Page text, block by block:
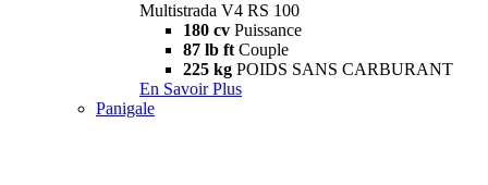
Multistrada V4 RS 100
180 cv Puissance
87 lb ft Couple
225 kg POIDS SANS CARBURANT
En Savoir Plus
Panigale